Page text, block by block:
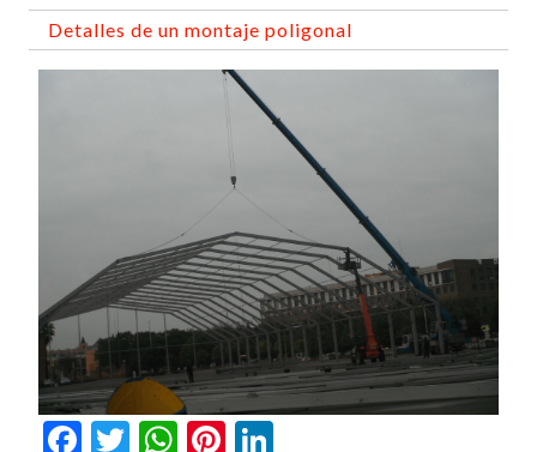
Detalles de un montaje poligonal
Facebook
Twitter
WhatsApp
Pinterest